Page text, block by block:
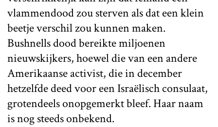
vlammendood zou sterven als dat een klein
beetje verschil zou kunnen maken.
Bushnells dood bereikte miljoenen
nieuwskijkers, hoewel die van een andere
Amerikaanse activist, die in december
hetzelfde deed voor een Israëlisch consulaat,
grotendeels onopgemerkt bleef. Haar naam
is nog steeds onbekend.